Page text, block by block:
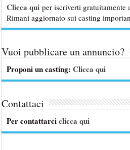
Clicca qui per iscriverti gratuitamente
Rimani aggiornato sui casting
Vuoi pubblicare un annuncio?
Proponi un casting:Clicca qui
Contattaci
Per contattarciclicca qui